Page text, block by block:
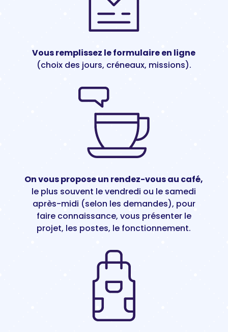
Vous remplissez le formulaire en ligne
(choix des jours, créneaux, missions).
On vous propose un rendez-vous au café,
le plus souvent le vendredi ou le samedi
après-midi (selon les demandes), pour
faire connaissance, vous présenter le
projet, les postes, le fonctionnement.